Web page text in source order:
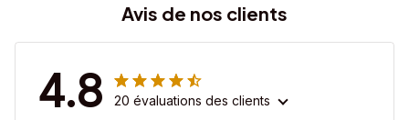
Avis de nos clients
4.8 20 évaluations des clients